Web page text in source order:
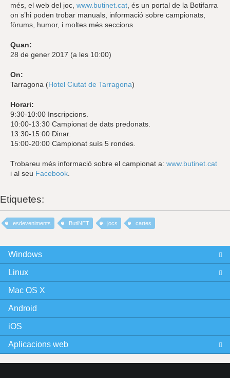
més, el web del joc, www.butinet.cat , és un portal de la Botifarra
on s’hi poden trobar manuals, informació sobre campionats,
fòrums, humor, i moltes més seccions.
Quan:
28 de gener 2017 (a les 10:00)
On:
Tarragona (Hotel Ciutat de Tarragona)
Horari:
9:30-10:00 Inscripcions.
10:00-13:30 Campionat de dats predonats.
13:30-15:00 Dinar.
15:00-20:00 Campionat suís 5 rondes.
Trobareu més informació sobre el campionat a: www.butinet.cat
i al seu Facebook
Etiquetes:
esdeveniments ButiNET jocs cartes
Windows
Linux
Mac OS X
Android
iOS
Aplicacions web